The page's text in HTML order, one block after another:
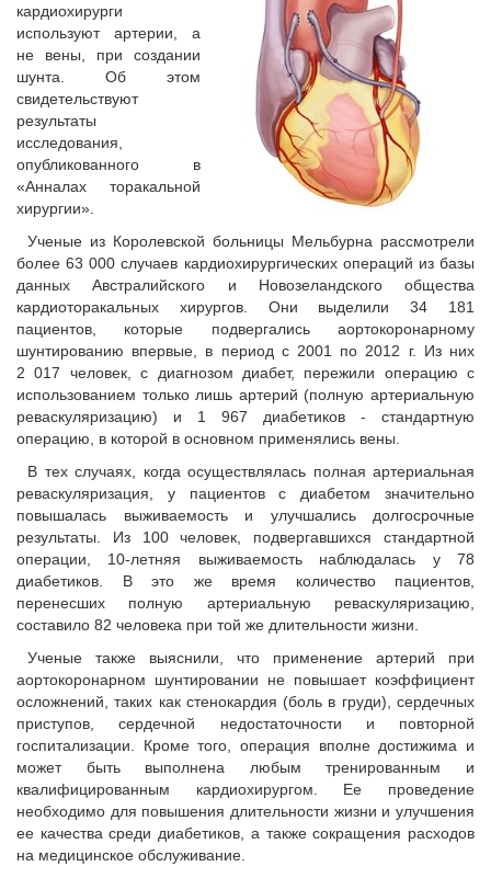
кардиохирурги
используют артерии, а
не вены, при создании
шунта. Об этом
свидетельствуют
результаты
исследования,
опубликованного в
«Анналах торакальной
хирургии».
Ученые из Королевской больницы Мельбурна рассмотрели
более 63 000 случаев кардиохирургических операций из базы
данных Австралийского и Новозеландского общества
кардиоторакальных хирургов. Они выделили 34 181
пациентов, которые подвергались аортокоронарному
шунтированию впервые, в период с 2001 по 2012 г. Из них
2 017 человек, с диагнозом диабет, пережили операцию с
использованием только лишь артерий (полную артериальную
реваскуляризацию) и 1 967 диабетиков - стандартную
операцию, в которой в основном применялись вены.
В тех случаях, когда осуществлялась полная артериальная
реваскуляризация, у пациентов с диабетом значительно
повышалась выживаемость и улучшались долгосрочные
результаты. Из 100 человек, подвергавшихся стандартной
операции, 10-летняя выживаемость наблюдалась у 78
диабетиков. В это же время количество пациентов,
перенесших полную артериальную реваскуляризацию,
составило 82 человека при той же длительности жизни.
Ученые также выяснили, что применение артерий при
аортокоронарном шунтировании не повышает коэффициент
осложнений, таких как стенокардия (боль в груди), сердечных
приступов, сердечной недостаточности и повторной
госпитализации. Кроме того, операция вполне достижима и
может быть выполнена любым тренированным и
квалифицированным кардиохирургом. Ее проведение
необходимо для повышения длительности жизни и улучшения
ее качества среди диабетиков, а также сокращения расходов
на медицинское обслуживание.